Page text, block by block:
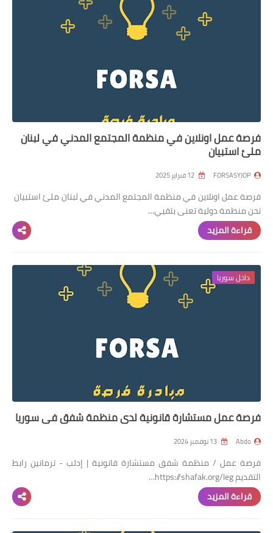
فرصة عمل اونلاين في منظمة المجتمع المدني في لبنان
ملئ استبيان
FORSASYJOP
فرصة عمل اونلاين في منظمة المجتمع المدني في لبنان ملئ استبيان
نحن منطمة دولية تعنى بتقيي…
قراءة المزيد
داخل سوريا
فرصة عمل مستشارة قانونية لدى منظمة شفق في سوريا
Abdo
فرصة عمل / منظمة شفق مستشارة قانونية | إدلب - ترمانين رابط
التقديم https://shafak.org/leg…
قراءة المزيد